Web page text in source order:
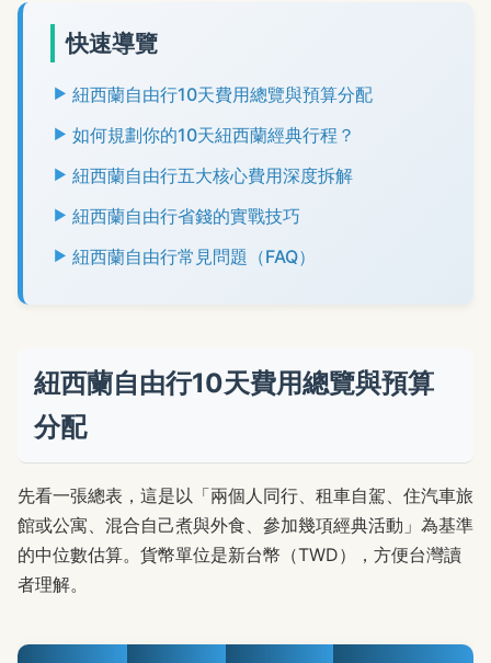
快速導覽
紐西蘭自由行10天費用總覽與預算分配
如何規劃你的10天紐西蘭經典行程？
紐西蘭自由行五大核心費用深度拆解
紐西蘭自由行省錢的實戰技巧
紐西蘭自由行常見問題（FAQ）
紐西蘭自由行10天費用總覽與預算
分配
先看一張總表，這是以「兩個人同行、租車自駕、住汽車旅
館或公寓、混合自己煮與外食、參加幾項經典活動」為基準
的中位數估算。貨幣單位是新台幣（TWD），方便台灣讀
者理解。